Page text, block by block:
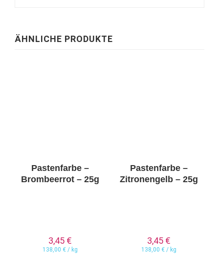
ÄHNLICHE PRODUKTE
Pastenfarbe –
Brombeerrot – 25g
3,45 €
138,00€ / kg
Pastenfarbe –
Zitronengelb – 25g
3,45 €
138,00 €/ kg